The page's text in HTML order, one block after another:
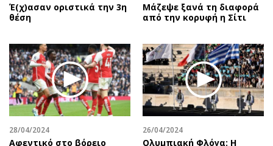
Έ(χ)ασαν οριστικά την 3η
θέση
Μάζεψε ξανά τη διαφορά
από την κορυφή η Σίτι
28/04/2024
Αφεντικό στο βόρειο
26/04/2024
Ολυμπιακή Φλόγα: Η